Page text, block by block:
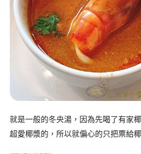
就是一般的冬央湯，因為先喝了有家
超愛椰漿的，所以就偏心的只把票給